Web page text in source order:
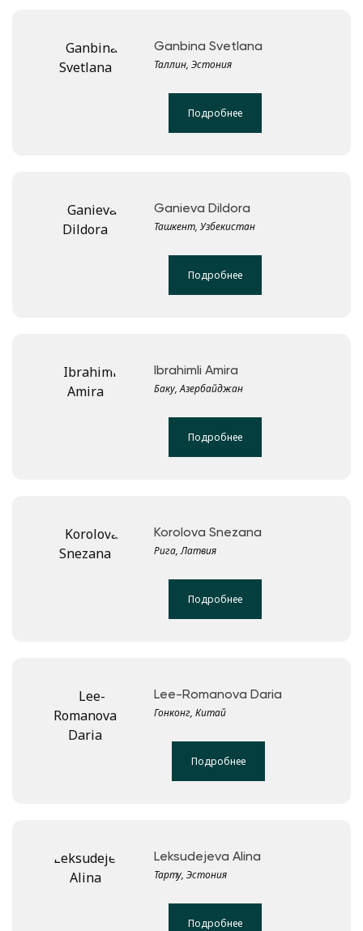
Ganbina Svetlana
Таллин, Эстония
Подробнее
Ganieva Dildora
Ташкент, Узбекистан
Подробнее
Ibrahimli Amira
Баку, Азербайджан
Подробнее
Korolova Snezana
Рига, Латвия
Подробнее
Lee-Romanova Daria
Гонконг, Китай
Подробнее
Leksudejeva Alina
Тарту, Эстония
Подробнее